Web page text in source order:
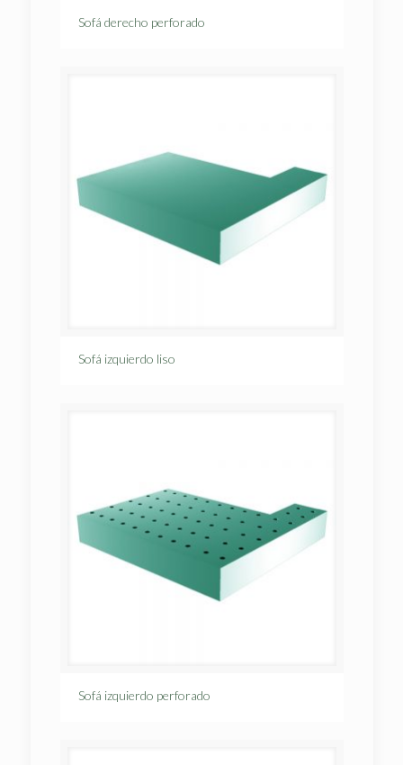
Sofá derecho perforado
Sofá izquierdo liso
Sofá izquierdo perforado